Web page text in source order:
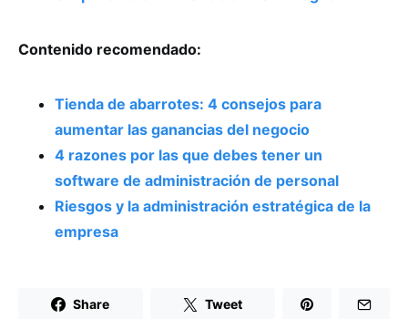
Contenido recomendado:
Tienda de abarrotes: 4 consejos para
aumentar las ganancias del negocio
4 razones por las que debes tener un
software de administración de personal
Riesgos y la administración estratégica de la
empresa
Share Tweet